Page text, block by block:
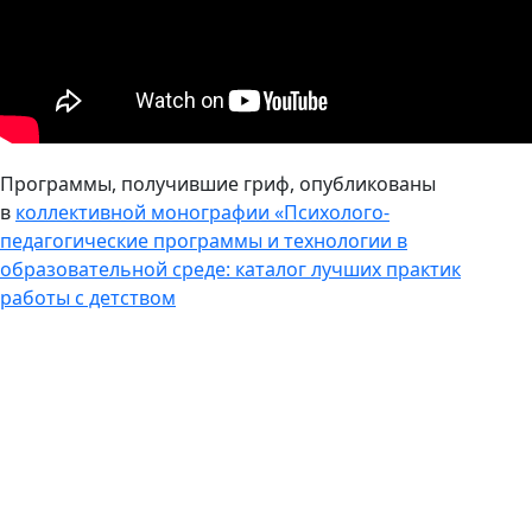
Программы, получившие гриф, опубликованы
в коллективной монографии «Психолого-
педагогические программы и технологии в
образовательной среде: каталог лучших практик
работы с детством